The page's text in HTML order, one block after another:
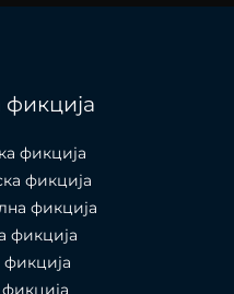
фикција
фикција
фикција
фикција
фикција